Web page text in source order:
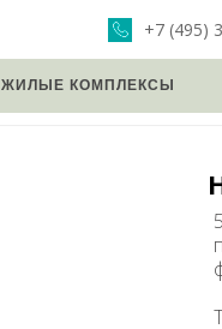
+7 (495)
ЖИЛЫЕ КОМПЛЕКСЫ